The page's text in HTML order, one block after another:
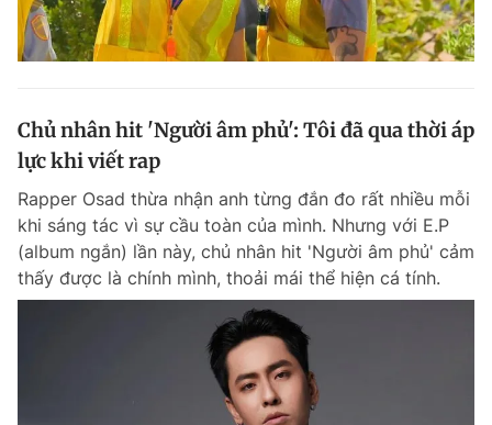
Chủ nhân hit 'Người âm phủ': Tôi đã qua thời áp
lực khi viết rap
Rapper Osad thừa nhận anh từng đắn đo rất nhiều mỗi
khi sáng tác vì sự cầu toàn của mình. Nhưng với E.P
(album ngắn) lần này, chủ nhân hit 'Người âm phủ' cảm
thấy được là chính mình, thoải mái thể hiện cá tính.